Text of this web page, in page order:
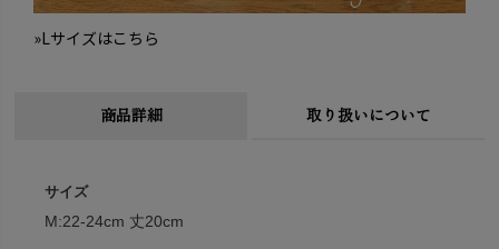
»Lサイズはこちら
商品詳細 取り扱いについて
サイズ
M:22-24cm 丈20cm